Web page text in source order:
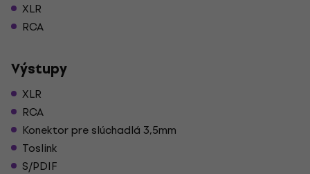
XLR
RCA
Výstupy
XLR
RCA
Konektor pre slúchadlá 3,5mm
Toslink
S/PDIF